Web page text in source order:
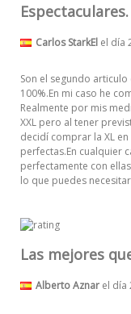
Espectaculares.
Carlos StarkEl el día
Son el segundo
100%.En mi caso he
Realmente por mis
XXL pero al tener
decidí comprar la XL
perfectas.En cualquier
perfectamente con
lo que puedes
Las mejores
Alberto Aznar el día